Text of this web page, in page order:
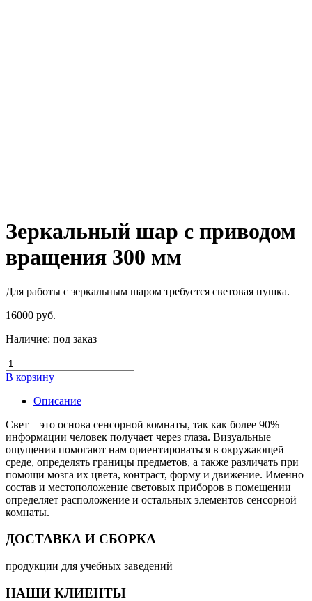
Зеркальный шар с приводом
вращения 300 мм
Для работы с зеркальным шаром требуется световая пушка.
16000 руб.
Наличие: под заказ
В корзину
Описание
Свет – это основа сенсорной комнаты, так как более 90%
информации человек получает через глаза. Визуальные
ощущения помогают нам ориентироваться в окружающей
среде, определять границы предметов, а также различать при
помощи мозга их цвета, контраст, форму и движение. Именно
состав и местоположение световых приборов в помещении
определяет расположение и остальных элементов сенсорной
комнаты.
ДОСТАВКА И СБОРКА
продукции для учебных заведений
НАШИ КЛИЕНТЫ